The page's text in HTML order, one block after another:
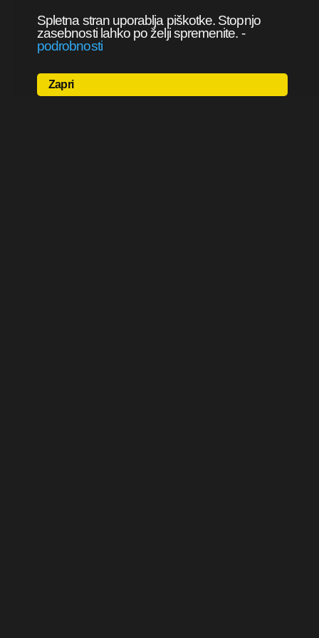
Spletna stran uporablja piškotke. Stopnjo
zasebnosti lahko po želji spremenite. -
podrobnosti
Zapri